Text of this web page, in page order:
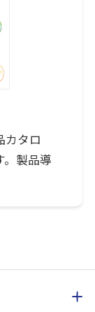
カタロ
。製品導